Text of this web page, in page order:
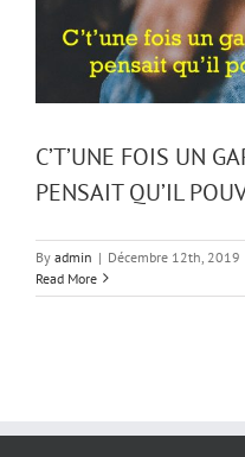
C’T’UNE FOIS UN
PENSAIT QU’IL
By admin | Décembre 12th, 2019
Read More